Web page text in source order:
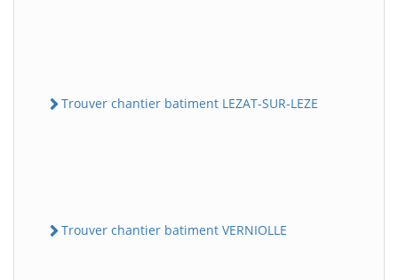
Trouver chantier batiment LEZAT-SUR-LEZE
Trouver chantier batiment VERNIOLLE